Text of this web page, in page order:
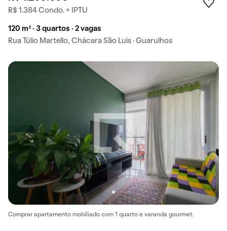
R$ 1.384 Condo. + IPTU
120 m² · 3 quartos · 2 vagas
Rua Túlio Martello, Chácara São Luis · Guarulhos
Comprar apartamento mobiliado com 1 quarto e varanda gourmet.